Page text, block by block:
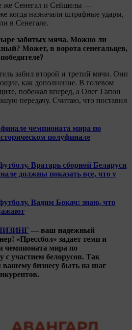
же Сенегал и Сейшелы —
когда назначали штрафные удары,
в Сенегале.
забитых мяча. Можно ли
Может, в ворота сенегальцев,
забил второй и третий мячи. Они
как дополнение. В голевом
побежал вперед, а Олег Гапон
передачу. Считаю, что поставил
чемпионата мира по
полуфинале
Вратарь сборной Беларуси
должны показать все, что у
Вадим Бокач: знаю, что
— ваш надежный
«Прессбол» задает темп и
чемпионата мира по
с участием белорусов. Так
бизнесу быть на шаг